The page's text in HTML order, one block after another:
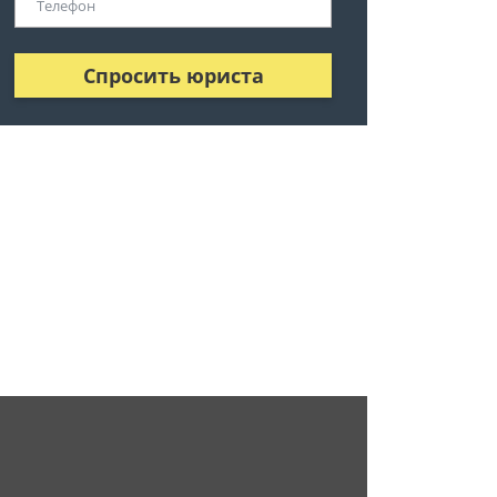
Спросить юриста